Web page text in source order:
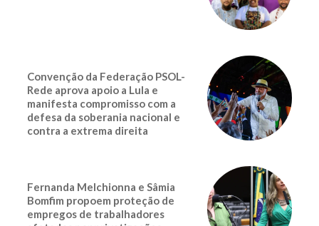
Convenção da Federação PSOL-
Rede aprova apoio a Lula e
manifesta compromisso com a
defesa da soberania nacional e
contra a extrema direita
Fernanda Melchionna e Sâmia
Bomfim propoem proteção de
empregos de trabalhadores